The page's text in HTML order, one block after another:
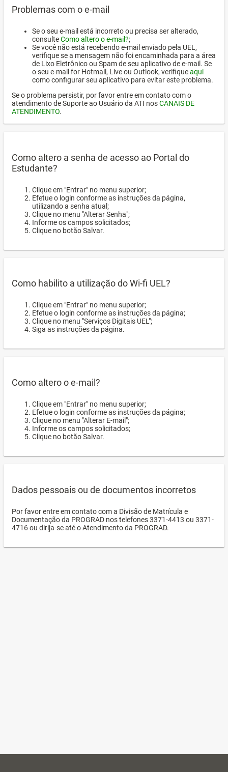
Problemas com o e-mail
Se o seu e-mail está incorreto ou precisa ser alterado,
consulteComo altero o e-mail?;
Se você não está recebendo e-mail enviado pela UEL,
verifique se a mensagem não foi encaminhada para a área
de Lixo Eletrônico ou Spam de seu aplicativo de e-mail. Se
o seu e-mail for Hotmail, Live ou Outlook, verifiqueaqui
como configurar seu aplicativo para evitar este problema.
Se o problema persistir, por favor entre em contato com o
atendimento de Suporte ao Usuário da ATI nosCANAIS DE
ATENDIMENTO.
Como altero a senha de acesso ao Portal do
Estudante?
Clique em "Entrar" no menu superior;
Efetue o login conforme as instruções da página,
utilizando a senha atual;
Clique no menu "Alterar Senha";
Informe os campos solicitados;
Clique no botão Salvar.
Como habilito a utilização do Wi-fi UEL?
Clique em "Entrar" no menu superior;
Efetue o login conforme as instruções da página;
Clique no menu "Serviços Digitais UEL";
Siga as instruções da página.
Como altero o e-mail?
Clique em "Entrar" no menu superior;
Efetue o login conforme as instruções da página;
Clique no menu "Alterar E-mail";
Informe os campos solicitados;
Clique no botão Salvar.
Dados pessoais ou de documentos incorretos
Por favor entre em contato com a Divisão de Matrícula e
Documentação da PROGRAD nos telefones 3371-4413 ou 3371-
4716 ou dirija-se até o Atendimento da PROGRAD.